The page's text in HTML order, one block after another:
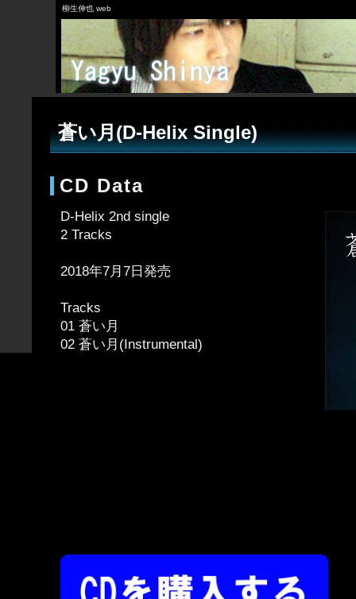
柳生伸也 web
蒼い月(D-Helix Single)
CD Data
D-Helix 2nd single
2 Tracks
2018年7月7日発売
Tracks
01 蒼い月
02 蒼い月(Instrumental)